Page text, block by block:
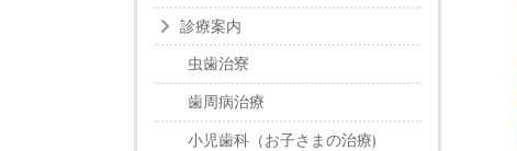
診療案内
虫歯治寮
歯周病治療
小児歯科（お子さまの治療)